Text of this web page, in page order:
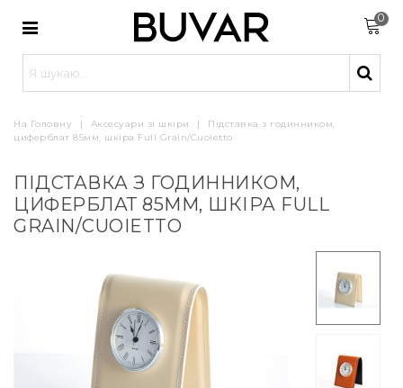
0
На Головну | Аксесуари зі шкіри |
Підставка з годинником,
циферблат 85мм, шкіра Full Grain/Cuoietto
ПІДСТАВКА З ГОДИННИКОМ,
ЦИФЕРБЛАТ 85ММ, ШКІРА FULL
GRAIN/CUOIETTO